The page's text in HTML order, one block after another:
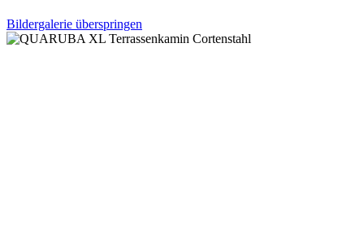
Bildergalerie überspringen